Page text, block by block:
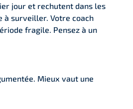
jour et rechutent dans les
à surveiller. Votre coach
fragile. Pensez à un
Mieux vaut une